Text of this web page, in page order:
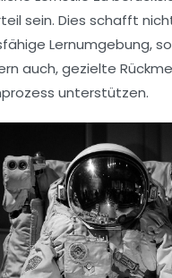
sein. Dies schafft
Lernumgebung,
auch, gezielte
unterstützen.